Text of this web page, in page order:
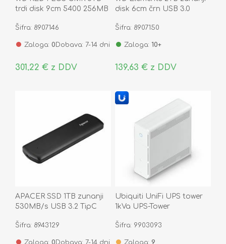
trdi disk 9cm 5400 256MB
Šifra: 8907146
Zaloga: 0 Dobava: 7-14 dni
301,22 € z DDV
disk 6cm črn USB 3.0
Šifra: 8907150
Zaloga: 10+
139,63 € z DDV
APACER SSD 1TB zunanji
530MB/s USB 3.2 TipC
Šifra: 8943129
Zaloga: 0 Dobava: 7-14 dni
Ubiquiti UniFi UPS tower
1kVa UPS-Tower
Šifra: 9903093
Zaloga: 9